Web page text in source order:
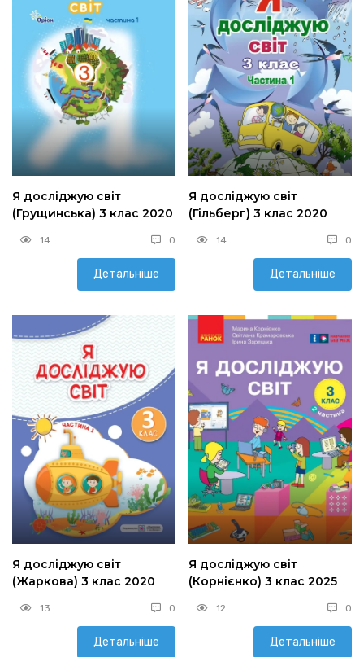
Я досліджую світ
(Грущинська) 3 клас 2020
14 0
Детальніше
Я досліджую світ
(Гільберг) 3 клас 2020
14 0
Детальніше
Я досліджую світ
(Жаркова) 3 клас 2020
13 0
Детальніше
Я досліджую світ
(Корнієнко) 3 клас 2025
12 0
Детальніше